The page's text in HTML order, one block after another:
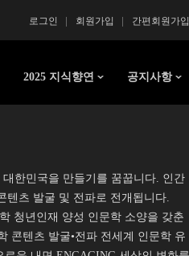
간편회원가입
회원가입
로그인
2025 지식향연 공지사항